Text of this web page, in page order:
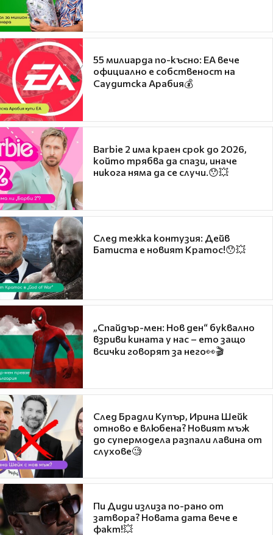
55 милиарда по-късно: EA вече
официално е собственост на
Саудитска Арабия💰
Barbie 2 има краен срок до 2026,
който трябва да спази, иначе
никога няма да се случи.😯💥
След тежка контузия: Дейв
Батиста е новият Кратос!😯💥
„Спайдър-мен: Нов ден“ буквално
взриви кината у нас – ето защо
всички говорят за него👀🎬
След Брадли Купър, Ирина Шейк
отново е влюбена? Новият мъж
до супермодела разпали лавина от
слухове🧐
Пи Диди излиза по-рано от
затвора? Новата дата вече е
факт!💥